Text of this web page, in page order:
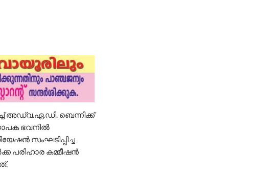
അഡ്വ.ഏ.ഡി. ബെന്നിക്ക്
ഭവനിൽ
സംഘടിപ്പിച്ച
പരിഹാര കമ്മീഷൻ